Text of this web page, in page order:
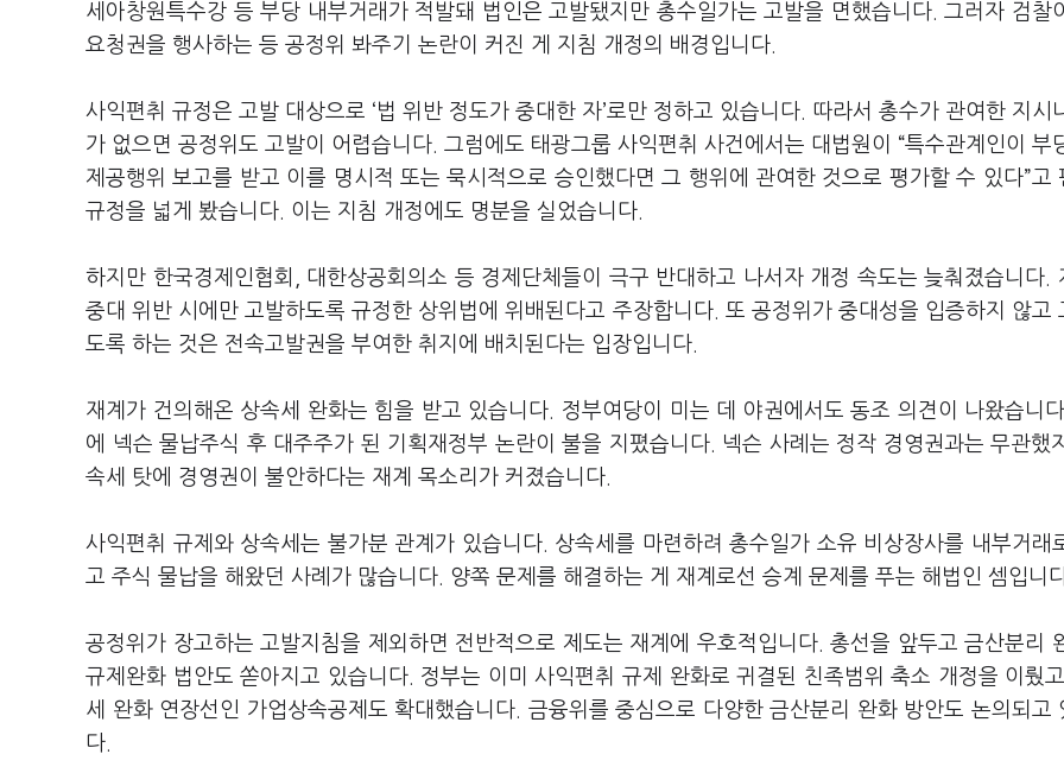
세아창원특수강 등 부당 내부거래가 적발돼 법인은 고발됐지만 총수일가는 고발을 면했습니다. 그러자 검찰
요청권을 행사하는 등 공정위 봐주기 논란이 커진 게 지침 개정의 배경입니다.
사익편취 규정은 고발 대상으로 ‘법 위반 정도가 중대한 자’로만 정하고 있습니다. 따라서 총수가 관여한 지시
가 없으면 공정위도 고발이 어렵습니다. 그럼에도 태광그룹 사익편취 사건에서는 대법원이 “특수관계인이 부
제공행위 보고를 받고 이를 명시적 또는 묵시적으로 승인했다면 그 행위에 관여한 것으로 평가할 수 있다”고
규정을 넓게 봤습니다. 이는 지침 개정에도 명분을 실었습니다.
하지만 한국경제인협회, 대한상공회의소 등 경제단체들이 극구 반대하고 나서자 개정 속도는 늦춰졌습니다.
중대 위반 시에만 고발하도록 규정한 상위법에 위배된다고 주장합니다. 또 공정위가 중대성을 입증하지 않고
도록 하는 것은 전속고발권을 부여한 취지에 배치된다는 입장입니다.
재계가 건의해온 상속세 완화는 힘을 받고 있습니다. 정부여당이 미는 데 야권에서도 동조 의견이 나왔습니
에 넥슨 물납주식 후 대주주가 된 기획재정부 논란이 불을 지폈습니다. 넥슨 사례는 정작 경영권과는 무관했
속세 탓에 경영권이 불안하다는 재계 목소리가 커졌습니다.
사익편취 규제와 상속세는 불가분 관계가 있습니다. 상속세를 마련하려 총수일가 소유 비상장사를 내부거래
고 주식 물납을 해왔던 사례가 많습니다. 양쪽 문제를 해결하는 게 재계로선 승계 문제를 푸는 해법인 셈입니
공정위가 장고하는 고발지침을 제외하면 전반적으로 제도는 재계에 우호적입니다. 총선을 앞두고 금산분리
규제완화 법안도 쏟아지고 있습니다. 정부는 이미 사익편취 규제 완화로 귀결된 친족범위 축소 개정을 이뤘
세 완화 연장선인 가업상속공제도 확대했습니다. 금융위를 중심으로 다양한 금산분리 완화 방안도 논의되고
다.